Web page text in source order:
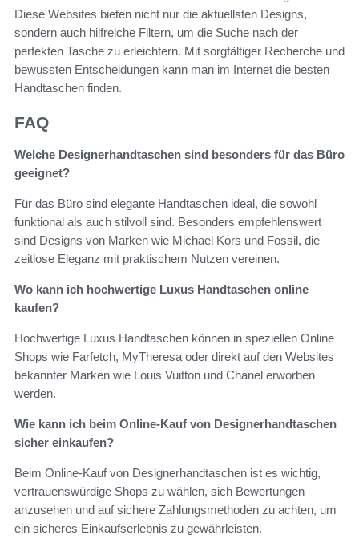
Diese Websites bieten nicht nur die aktuellsten Designs,
sondern auch hilfreiche Filtern, um die Suche nach der
perfekten Tasche zu erleichtern. Mit sorgfältiger Recherche und
bewussten Entscheidungen kann man im Internet die besten
Handtaschen finden.
FAQ
Welche Designerhandtaschen sind besonders für das Büro
geeignet?
Für das Büro sind elegante Handtaschen ideal, die sowohl
funktional als auch stilvoll sind. Besonders empfehlenswert
sind Designs von Marken wie Michael Kors und Fossil, die
zeitlose Eleganz mit praktischem Nutzen vereinen.
Wo kann ich hochwertige Luxus Handtaschen online
kaufen?
Hochwertige Luxus Handtaschen können in speziellen Online
Shops wie Farfetch, MyTheresa oder direkt auf den Websites
bekannter Marken wie Louis Vuitton und Chanel erworben
werden.
Wie kann ich beim Online-Kauf von Designerhandtaschen
sicher einkaufen?
Beim Online-Kauf von Designerhandtaschen ist es wichtig,
vertrauenswürdige Shops zu wählen, sich Bewertungen
anzusehen und auf sichere Zahlungsmethoden zu achten, um
ein sicheres Einkaufserlebnis zu gewährleisten.